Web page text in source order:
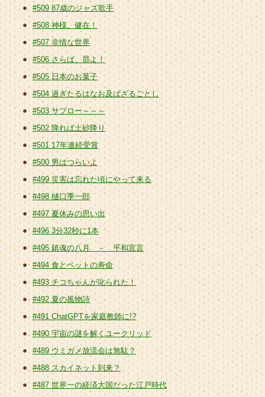
#509 87歳のジャズ歌手
#508 神様、健在！
#507 非情な世界
#506 さらば、昴よ！
#505 日本のお菓子
#504 過ぎたるはなお及ばざるごとし
#503 サブロー～～～
#502 降れば土砂降り
#501 17年連続受賞
#500 男はつらいよ
#499 災害は忘れた頃にやって来る
#498 樋口季一郎
#497 夏休みの思い出
#496 3分32秒に1本
#495 鎮魂の八月 － 平和宣言
#494 食とペットの寿命
#493 チコちゃんが叱られた！
#492 夏の風物詩
#491 ChatGPTを家庭教師に!?
#490 宇宙の謎を解くユークリッド
#489 ウミガメ放流会は無駄？
#488 スカイネット到来？
#487 世界一の経済大国だった江戸時代